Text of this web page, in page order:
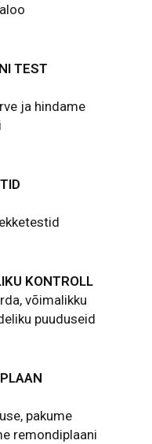
TEST
ja hindame
KONTROLL
võimalikku
puuduseid
pakume
remondiplaani